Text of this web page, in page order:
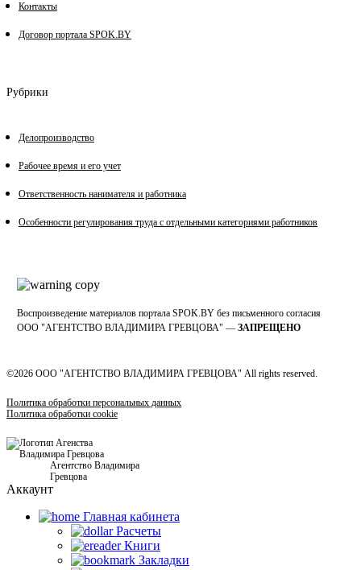
Контакты
Договор портала SPOK.BY
Рубрики
Делопроизводство
Рабочее время и его учет
Ответственность нанимателя и работника
Особенности регулирования труда с отдельными категориями работников
Воспроизведение материалов портала SPOK.BY без письменного согласия
OOO "АГЕНТСТВО ВЛАДИМИРА ГРЕВЦОВА" — ЗАПРЕЩЕНО
©2026 ООО "АГЕНТСТВО ВЛАДИМИРА ГРЕВЦОВА" All rights reserved.
Политика обработки персональных данных
Политика обработки cookie
Агентство Владимира
Гревцова
Аккаунт
Главная кабинетa
Расчеты
Книги
Закладки